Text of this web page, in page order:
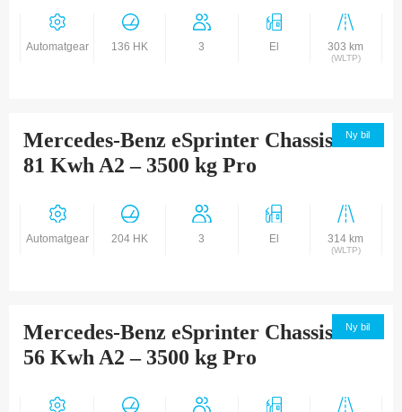
Automatgear 136 HK 3 El 303 km
(WLTP)
Ny bil
Mercedes-Benz eSprinter Chassis 320
81 Kwh A2 – 3500 kg Pro
Automatgear 204 HK 3 El 314 km
(WLTP)
Ny bil
Mercedes-Benz eSprinter Chassis 314
56 Kwh A2 – 3500 kg Pro